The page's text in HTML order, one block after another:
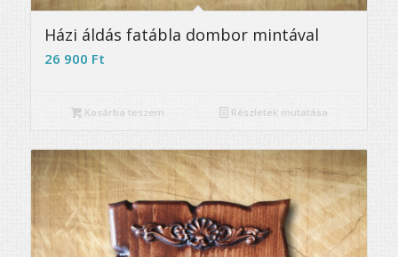
Házi áldás fatábla dombor mintával
26 900 Ft
Kosárba teszem Részletek mutatása